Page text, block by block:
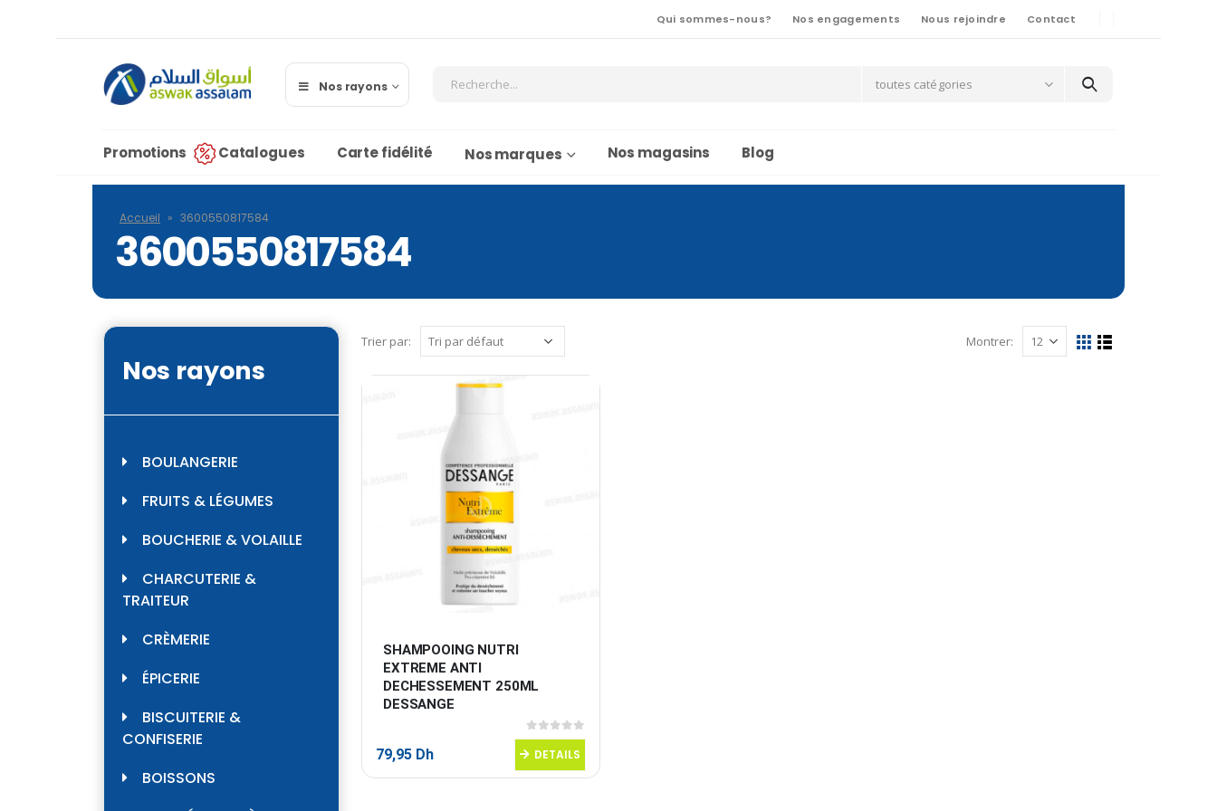
Qui sommes-nous? Nos engagements Nous rejoindre Contact
Nos rayons toutes catégories
Promotions Catalogues Carte fidélité Nos marques Nos magasins Blog
Accueil » 3600550817584
3600550817584
Trier par: Montrer:
SHAMPOOING NUTRI
EXTREME ANTI
DECHESSEMENT 250ML
DESSANGE
0sur 5
79,95 Dh DETAILS
Nos rayons
BOULANGERIE
FRUITS & LÉGUMES
BOUCHERIE & VOLAILLE
CHARCUTERIE &
TRAITEUR
CRÈMERIE
ÉPICERIE
BISCUITERIE &
CONFISERIE
BOISSONS